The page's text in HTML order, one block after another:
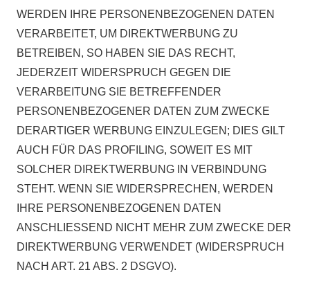
WERDEN IHRE PERSONENBEZOGENEN DATEN
VERARBEITET, UM DIREKTWERBUNG ZU
BETREIBEN, SO HABEN SIE DAS RECHT,
JEDERZEIT WIDERSPRUCH GEGEN DIE
VERARBEITUNG SIE BETREFFENDER
PERSONENBEZOGENER DATEN ZUM ZWECKE
DERARTIGER WERBUNG EINZULEGEN; DIES GILT
AUCH FÜR DAS PROFILING, SOWEIT ES MIT
SOLCHER DIREKTWERBUNG IN VERBINDUNG
STEHT. WENN SIE WIDERSPRECHEN, WERDEN
IHRE PERSONENBEZOGENEN DATEN
ANSCHLIESSEND NICHT MEHR ZUM ZWECKE DER
DIREKTWERBUNG VERWENDET (WIDERSPRUCH
NACH ART. 21 ABS. 2 DSGVO).